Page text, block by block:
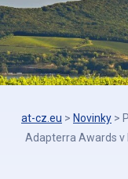
at-cz.eu > Novinky >
Adapterra Awards v